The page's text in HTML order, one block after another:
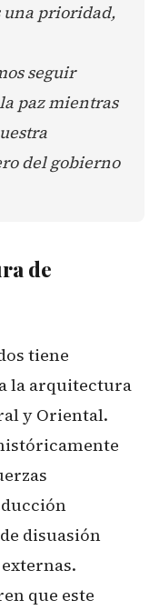
una prioridad,
seguir
paz mientras
del gobierno
de
tiene
la arquitectura
y Oriental.
disuasión
que este